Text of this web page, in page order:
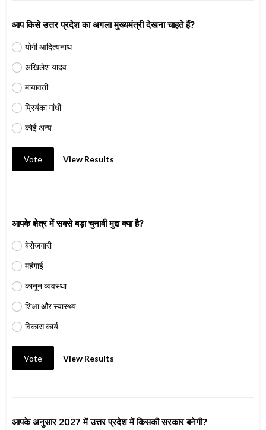
आप किसे उत्तर प्रदेश का अगला मुख्यमंत्री देखना चाहते हैं?
योगी आदित्यनाथ
अखिलेश यादव
मायावती
प्रियंका गांधी
कोई अन्य
Vote View Results
आपके क्षेत्र में सबसे बड़ा चुनावी मुद्दा क्या है?
बेरोजगारी
महंगाई
कानून व्यवस्था
शिक्षा और स्वास्थ्य
विकास कार्य
Vote View Results
आपके अनुसार 2027 में उत्तर प्रदेश में किसकी सरकार बनेगी?